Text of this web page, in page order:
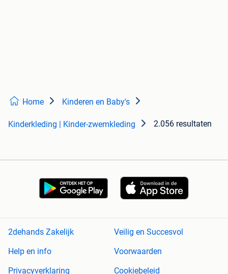
Home Kinderen en Baby's
Kinderkleding | Kinder-zwemkleding 2.056 resultaten
2dehands Zakelijk
Veilig en Succesvol
Help en info
Voorwaarden
Privacyverklaring
Cookiebeleid